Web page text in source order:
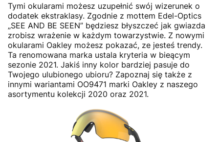
Tymi okularami możesz uzupełnić swój wizerunek o
dodatek ekstraklasy. Zgodnie z mottem Edel-Optics
„SEE AND BE SEEN” będziesz błyszczeć jak gwiazda
zrobisz wrażenie w każdym towarzystwie. Z nowymi
okularami Oakley możesz pokazać, ze jesteś trendy.
Ta renomowana marka ustala kryteria w bieącym
sezonie 2021. Jakiś inny kolor bardziej pasuje do
Twojego ulubionego ubioru? Zapoznaj się także z
innymi wariantami OO9471 marki Oakley z naszego
asortymentu kolekcji 2020 oraz 2021.